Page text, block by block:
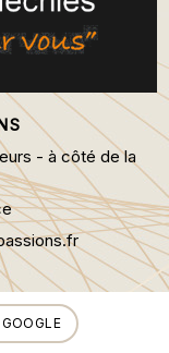
- à côté de la